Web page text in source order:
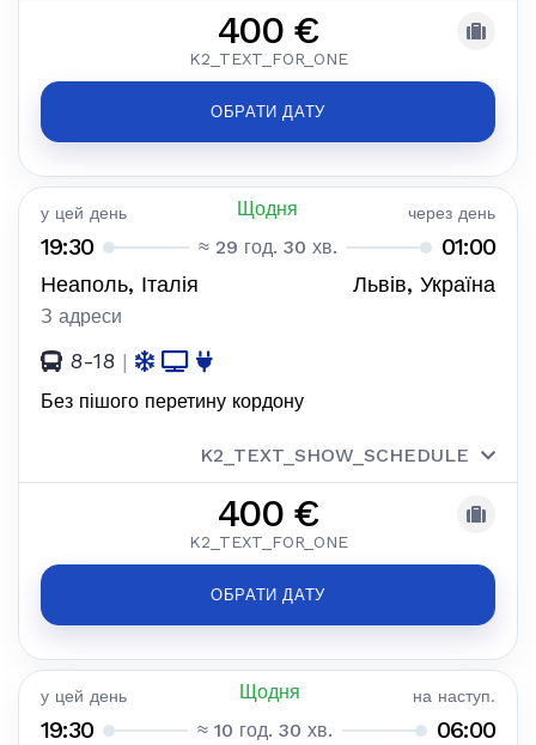
400 €
K2_TEXT_FOR_ONE
ОБРАТИ ДАТУ
у цей день Щодня через день
19:30 ≈ 29 год. 30 хв. 01:00
Неаполь, Італія Львів, Україна
З адреси
8-18 |
Без пішого перетину кордону
K2_TEXT_SHOW_SCHEDULE
400 €
K2_TEXT_FOR_ONE
ОБРАТИ ДАТУ
у цей день Щодня на наступ.
19:30 ≈ 10 год. 30 хв. 06:00